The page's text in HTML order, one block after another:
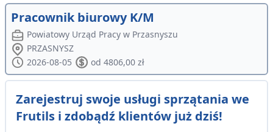
Pracownik biurowy K/M
Powiatowy Urząd Pracy w Przasnyszu
PRZASNYSZ
2026-08-05
od 4806,00 zł
Zarejestruj swoje usługi sprzątania we
Frutils i zdobądź klientów już dziś!